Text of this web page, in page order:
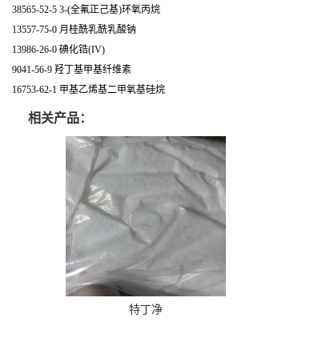
38565-52-5 3-(全氟正己基)环氧丙烷
13557-75-0 月桂酰乳酰乳酸钠
13986-26-0 碘化锆(IV)
9041-56-9 羟丁基甲基纤维素
16753-62-1 甲基乙烯基二甲氧基硅烷
相关产品：
特丁净